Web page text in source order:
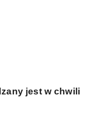
jest w chwili